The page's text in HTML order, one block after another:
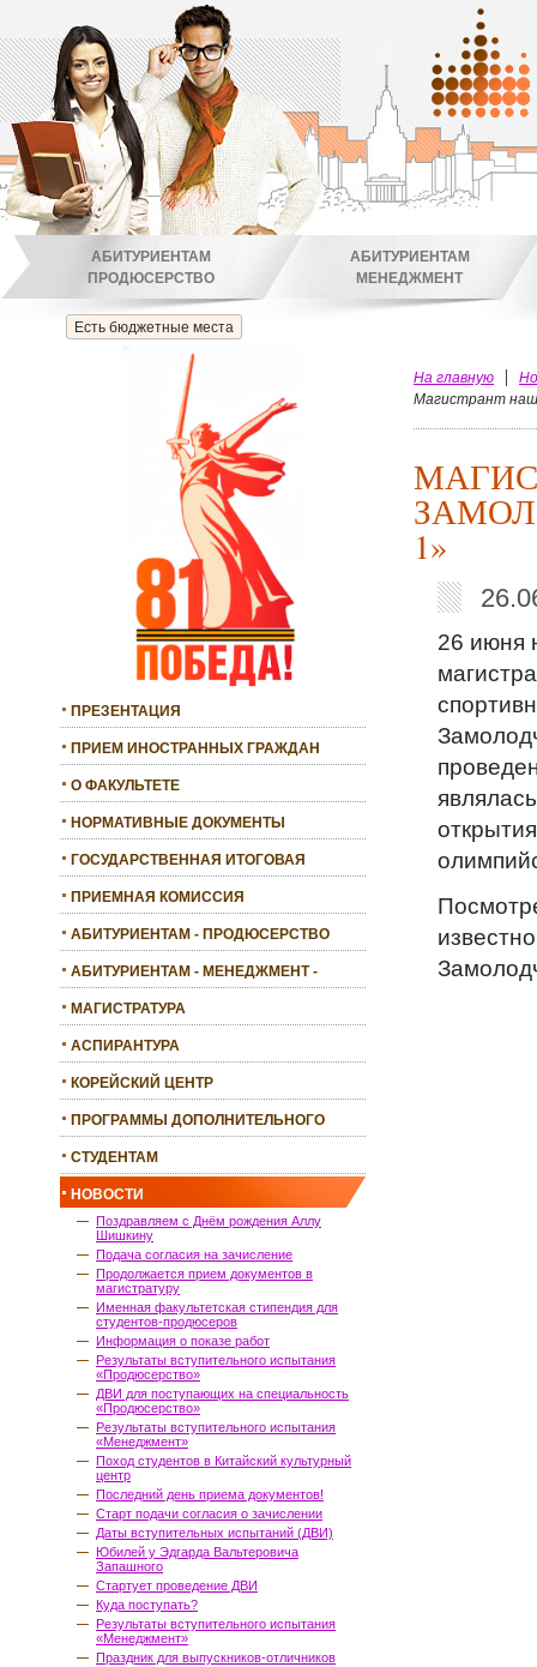
Есть бюджетные места
АБИТУРИЕНТАМ
ПРОДЮСЕРСТВО
АБИТУРИЕНТАМ
МЕНЕДЖМЕНТ
ПРЕЗЕНТАЦИЯ
ПРИЕМ ИНОСТРАННЫХ ГРАЖДАН
О ФАКУЛЬТЕТЕ
НОРМАТИВНЫЕ ДОКУМЕНТЫ
ГОСУДАРСТВЕННАЯ ИТОГОВАЯ
ПРИЕМНАЯ КОМИССИЯ
АБИТУРИЕНТАМ - ПРОДЮСЕРСТВО
АБИТУРИЕНТАМ - МЕНЕДЖМЕНТ -
МАГИСТРАТУРА
АСПИРАНТУРА
КОРЕЙСКИЙ ЦЕНТР
ПРОГРАММЫ ДОПОЛНИТЕЛЬНОГО
СТУДЕНТАМ
НОВОСТИ
Поздравляем с Днём рождения Аллу
Шишкину
Подача согласия на зачисление
Продолжается прием документов в
магистратуру
Именная факультетская стипендия для
студентов-продюсеров
Информация о показе работ
Результаты вступительного испытания
«Продюсерство»
ДВИ для поступающих на специальность
«Продюсерство»
Результаты вступительного испытания
«Менеджмент»
Поход студентов в Китайский культурный
центр
Последний день приема документов!
Старт подачи согласия о зачислении
Даты вступительных испытаний (ДВИ)
Юбилей у Эдгарда Вальтеровича
Запашного
Стартует проведение ДВИ
Куда поступать?
Результаты вступительного испытания
«Менеджмент»
Праздник для выпускников-отличников
На главную
Магистрант
1»
26 июня